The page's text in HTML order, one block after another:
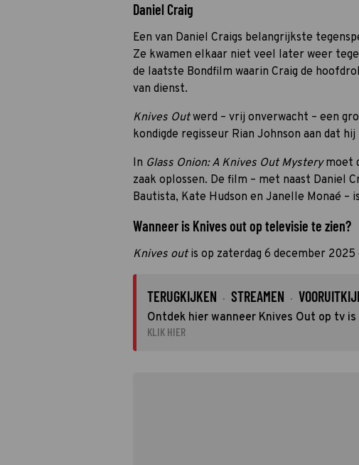
Daniel Craig
Een van Daniel Craigs belangrijkste
Ze kwamen elkaar niet veel later weer
de laatste Bondfilm waarin Craig de
van dienst.
Knives Outwerd – vrij onverwacht – een
kondigde regisseur Rian Johnson aan dat
In Glass Onion: A Knives Out Mysterymoet
zaak oplossen. De film – met naast Daniel
Bautista, Kate Hudson en Janelle Monaé –
Wanneer is Knives out op televisie te zien?
Knives outis op zaterdag 6 december
TERUGKIJKEN · STREAMEN ·
Ontdek hier wanneer Knives Out op tv
KLIK HIER